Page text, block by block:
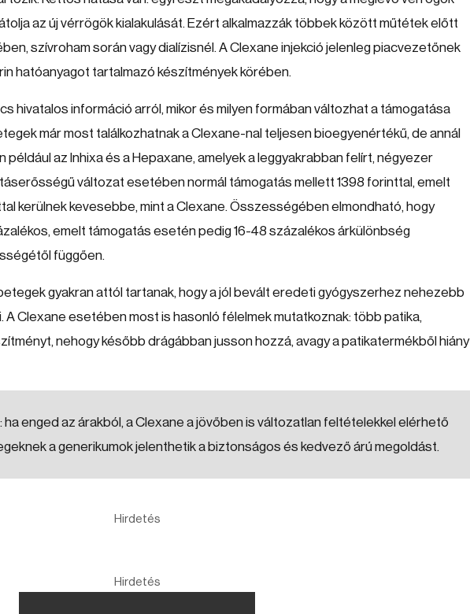
az új vérrögök kialakulását. Ezért alkalmazzák többek között műtétek előtt
szívroham során vagy dialízisnél. A Clexane injekció jelenleg piacvezetőnek
hatóanyagot tartalmazó készítmények körében.
hivatalos információ arról, mikor és milyen formában változhat a támogatása
már most találkozhatnak a Clexane-nal teljesen bioegyenértékű, de annál
például az Inhixa és a Hepaxane, amelyek a leggyakrabban felírt, négyezer
változat esetében normál támogatás mellett 1398 forinttal, emelt
kerülnek kevesebbe, mint a Clexane. Összességében elmondható, hogy
emelt támogatás esetén pedig 16-48 százalékos árkülönbség
függően.
gyakran attól tartanak, hogy a jól bevált eredeti gyógyszerhez nehezebb
Clexane esetében most is hasonló félelmek mutatkoznak: több patika,
nehogy később drágábban jusson hozzá, avagy a patikatermékből hiány
enged az árakból, a Clexane a jövőben is változatlan feltételekkel elérhető
a generikumok jelenthetik a biztonságos és kedvező árú megoldást.
Hirdetés
Hirdetés